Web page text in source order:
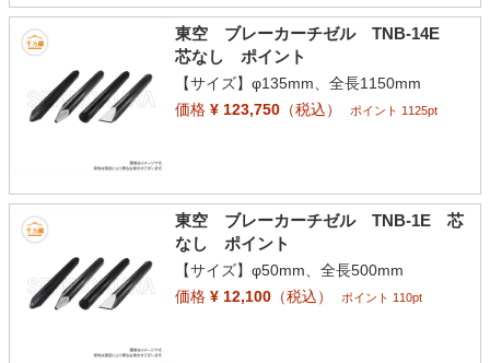
東空 ブレーカーチゼル TNB-14E
芯なし ポイント
【サイズ】φ135mm、全長1150mm
価格¥ 123,750（税込） ポイント 1125pt
東空 ブレーカーチゼル TNB-1E 芯
なし ポイント
【サイズ】φ50mm、全長500mm
価格¥ 12,100（税込） ポイント 110pt